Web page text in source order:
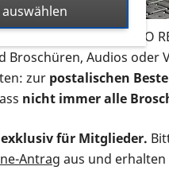
Infomaterial der PRO
Broschüren, Audios
zur postalischen
nicht immer alle
für Mitglieder.
Antrag aus und
auswählen